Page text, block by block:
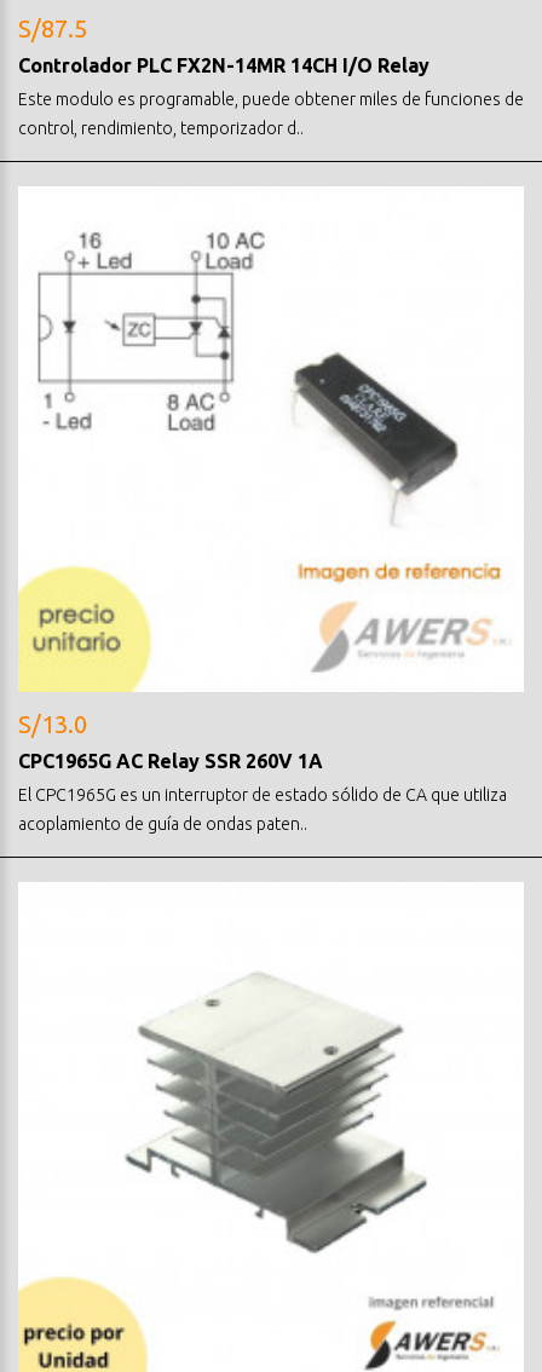
S/87.5
Controlador PLC FX2N-14MR 14CH I/O Relay
Este modulo es programable, puede obtener miles de funciones de
control, rendimiento, temporizador d..
S/13.0
CPC1965G AC Relay SSR 260V 1A
El CPC1965G es un interruptor de estado sólido de CA que utiliza
acoplamiento de guía de ondas paten..